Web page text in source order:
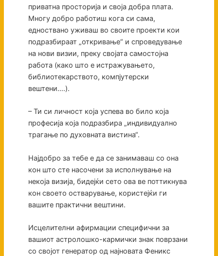
приватна просторија и своја добра плата.
Многу добро работиш кога си сама,
едноствано уживаш во своите проекти кои
подразбираат „откривање“ и спроведување
на нови визии, преку својата самостојна
работа (како што е истражувањето,
библиотекарството, компјутерски
вештени….).
– Ти си личност која успева во било која
професија која подразбира „индивидуално
трагање по духовната вистина“.
Најдобро за тебе е да се занимаваш со она
кон што сте насочени за исполнување на
некоја визија, бидејќи сето ова ве поттикнува
кон своето остварување, користејќи ги
вашите практични вештини.
Исцелителни афирмации специфични за
вашиот астролошко-кармички знак поврзани
со својот генератор од најновата Феникс